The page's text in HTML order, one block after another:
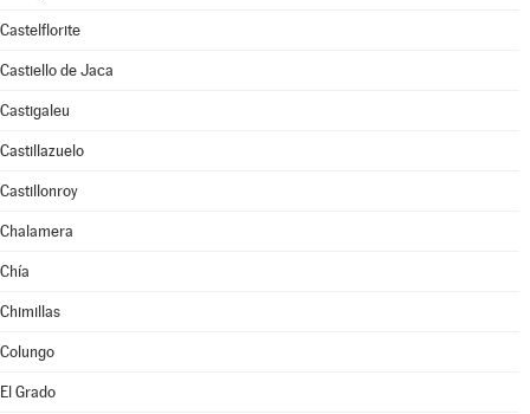
Castelflorite
Castiello de Jaca
Castigaleu
Castillazuelo
Castillonroy
Chalamera
Chía
Chimillas
Colungo
El Grado